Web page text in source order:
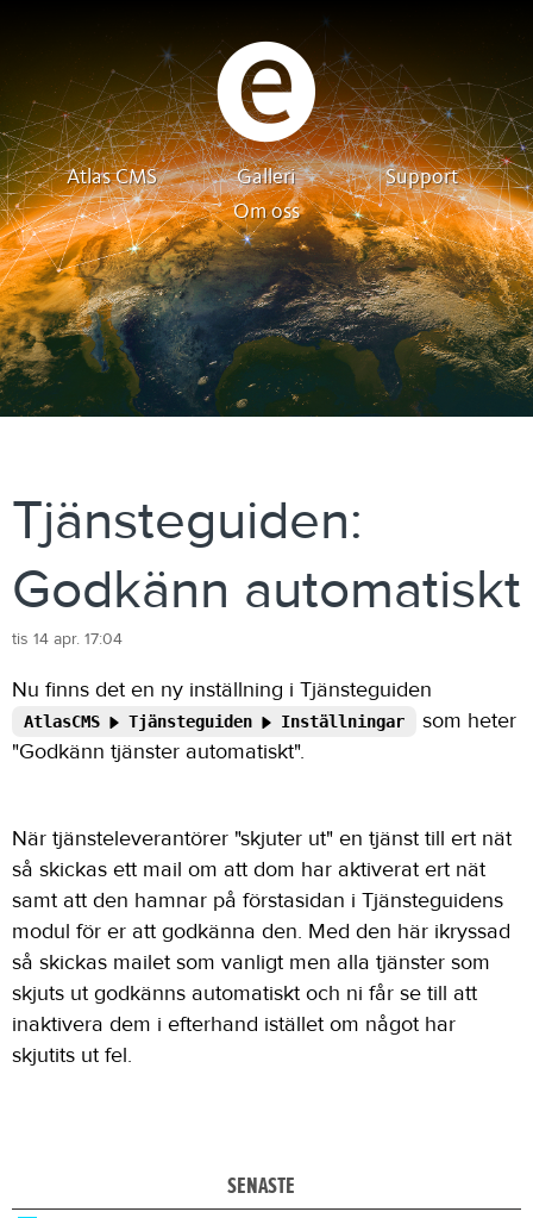
Atlas CMS Galleri
Support
Om oss
Tjänsteguiden:
Godkänn automatiskt
tis 14 apr. 17:04
Nu finns det en ny inställning i Tjänsteguiden
AtlasCMS Tjänsteguiden Inställningar
som heter
"Godkänn tjänster automatiskt".
När tjänsteleverantörer "skjuter ut" en tjänst till ert nät
så skickas ett mail om att dom har aktiverat ert nät
samt att den hamnar på förstasidan i Tjänsteguidens
modul för er att godkänna den. Med den här ikryssad
så skickas mailet som vanligt men alla tjänster som
skjuts ut godkänns automatiskt och ni får se till att
inaktivera dem i efterhand istället om något har
skjutits ut fel.
SENASTE